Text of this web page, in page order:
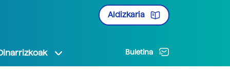
Aldizkaria
Buletina